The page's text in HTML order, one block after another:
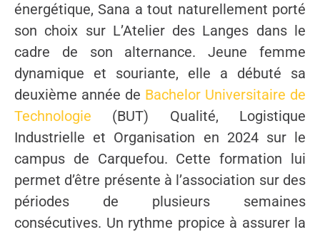
énergétique, Sana a tout naturellement porté
son choix sur L’Atelier des Langes dans le
cadre de son alternance. Jeune femme
dynamique et souriante, elle a débuté sa
deuxième année de Bachelor Universitaire de
Technologie (BUT) Qualité, Logistique
Industrielle et Organisation en 2024 sur le
campus de Carquefou. Cette formation lui
permet d’être présente à l’association sur des
périodes de plusieurs semaines
consécutives. Un rythme propice à assurer la